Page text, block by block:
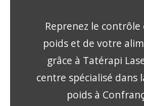
Reprenez le
poids et de votre
grâce à Tatérapi
centre spécialisé dans
poids à